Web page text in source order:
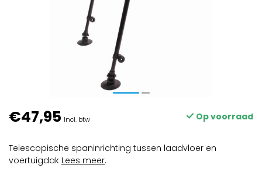
€47,95 Incl. btw Op voorraad
Telescopische spaninrichting tussen laadvloer en
voertuigdak Lees meer.